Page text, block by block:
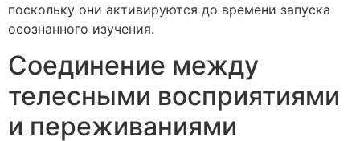
поскольку они активируются до времени запуска
осознанного изучения.
Соединение между
телесными восприятиями
и переживаниями